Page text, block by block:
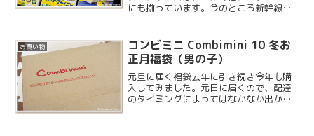
にも揃っています。今のところ新幹線タ
プされています。今回は E5 系はやぶ
さ、923 形...
お買い物
コンビミニ Combimini 10 冬お
正月福袋（男の子）
元旦に届く福袋去年に引き続き今年も購
入してみました。元日に届くので、配達
のタイミングによってはなかなか出かけ